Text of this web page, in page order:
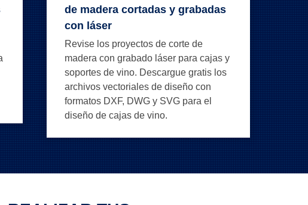
de madera cortadas y grabadas
con láser
Revise los proyectos de corte de
madera con grabado láser para cajas y
soportes de vino. Descargue gratis los
archivos vectoriales de diseño con
formatos DXF, DWG y SVG para el
diseño de cajas de vino.